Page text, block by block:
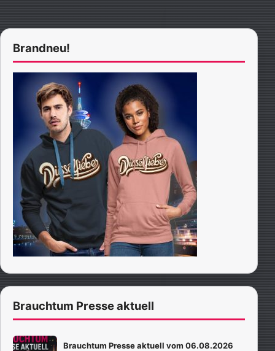
Brandneu!
Brauchtum Presse aktuell
Brauchtum Presse aktuell vom 06.08.2026